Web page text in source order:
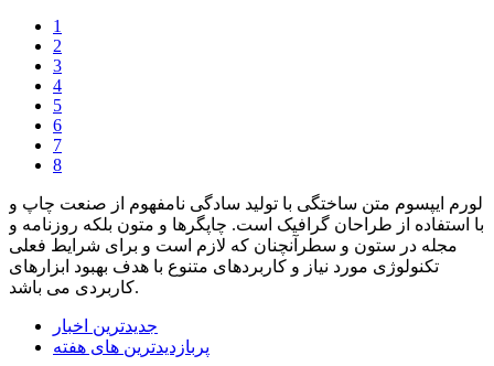
1
2
3
4
5
6
7
8
لورم ایپسوم متن ساختگی با تولید سادگی نامفهوم از صنعت چاپ و
با استفاده از طراحان گرافیک است. چاپگرها و متون بلکه روزنامه و
مجله در ستون و سطرآنچنان که لازم است و برای شرایط فعلی
تکنولوژی مورد نیاز و کاربردهای متنوع با هدف بهبود ابزارهای
کاربردی می باشد.
جدیدترین اخبار
پربازدیدترین های هفته